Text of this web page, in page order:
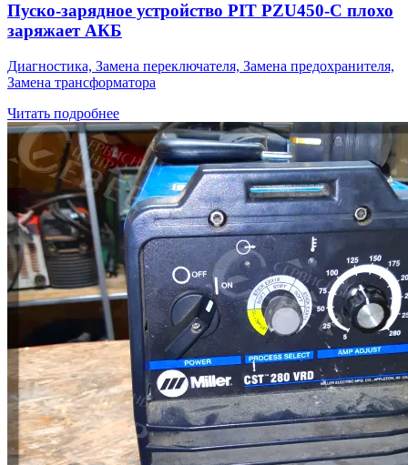
Пуско-зарядное устройство PIT PZU450-C плохо
заряжает АКБ
Диагностика, Замена переключателя, Замена предохранителя,
Замена трансформатора
Читать подробнее